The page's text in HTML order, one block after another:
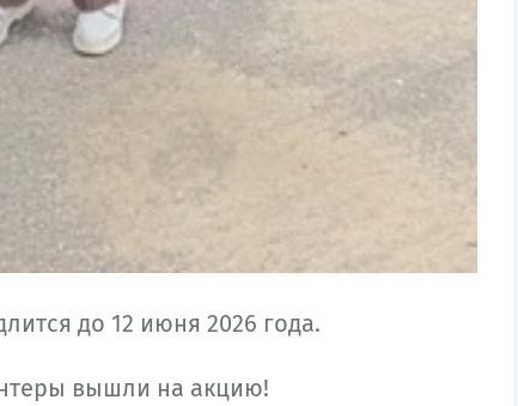
до 12 июня 2026 года.
вышли на акцию!